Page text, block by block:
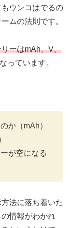
ウンコはでるの
ムの法則です。
ーはmAh、V、
っています。
か（mAh）
が空になる
法に落ち着いた
情報がわかれ